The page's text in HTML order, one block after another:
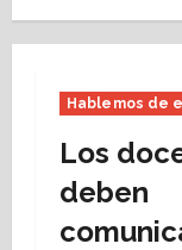
Hablemos de
Los
deben